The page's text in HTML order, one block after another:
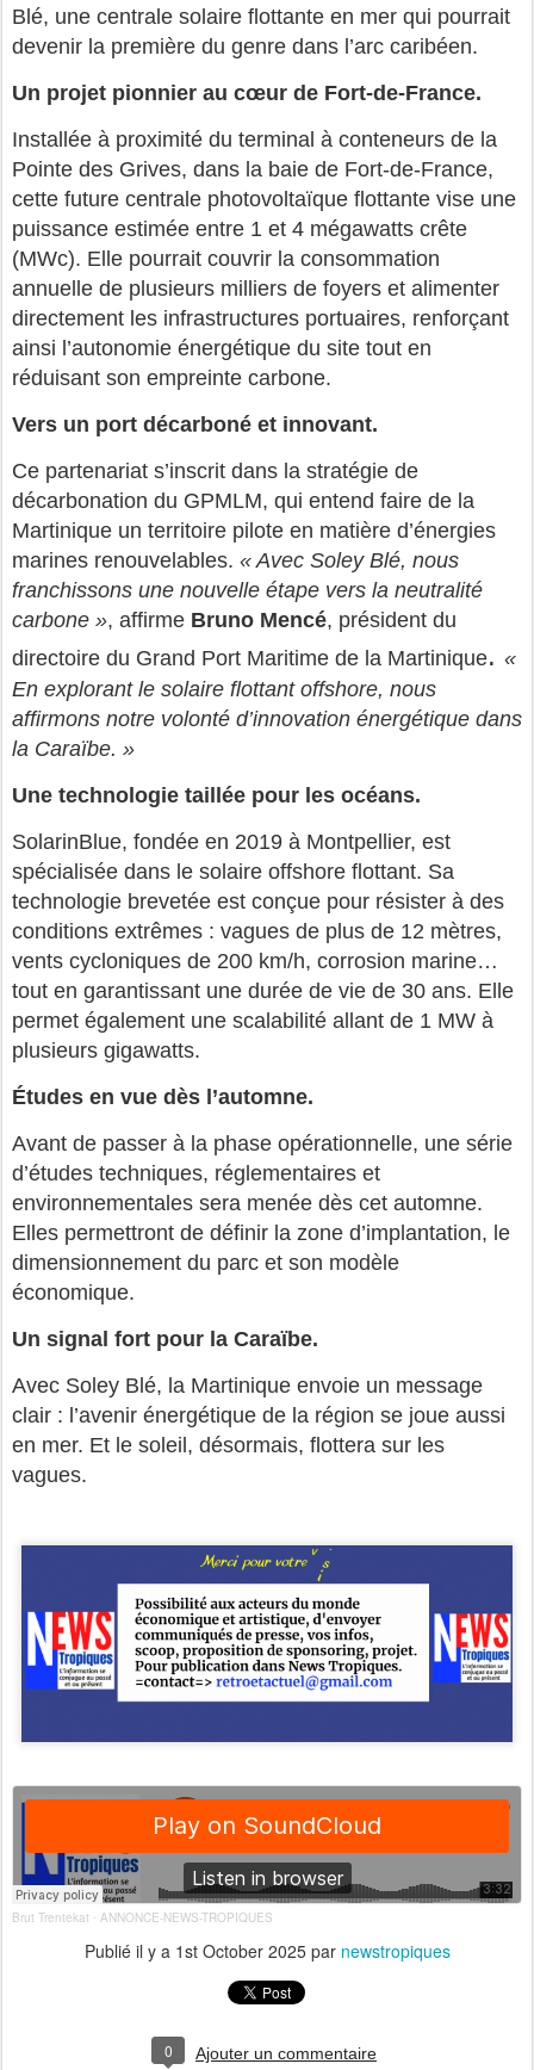
Blé, une centrale solaire flottante en mer qui pourrait
devenir la première du genre dans l’arc caribéen.
Un projet pionnier au cœur de Fort-de-France.
Installée à proximité du terminal à conteneurs de la
Pointe des Grives, dans la baie de Fort-de-France,
cette future centrale photovoltaïque flottante vise une
puissance estimée entre 1 et 4 mégawatts crête
(MWc). Elle pourrait couvrir la consommation
annuelle de plusieurs milliers de foyers et alimenter
directement les infrastructures portuaires, renforçant
ainsi l’autonomie énergétique du site tout en
réduisant son empreinte carbone.
Vers un port décarboné et innovant.
Ce partenariat s’inscrit dans la stratégie de
décarbonation du GPMLM, qui entend faire de la
Martinique un territoire pilote en matière d’énergies
marines renouvelables. « Avec Soley Blé, nous
franchissons une nouvelle étape vers la neutralité
carbone », affirme Bruno Mencé, président du
directoire du Grand Port Maritime de la Martinique. «
En explorant le solaire flottant offshore, nous
affirmons notre volonté d’innovation énergétique dans
la Caraïbe. »
Une technologie taillée pour les océans.
SolarinBlue, fondée en 2019 à Montpellier, est
spécialisée dans le solaire offshore flottant. Sa
technologie brevetée est conçue pour résister à des
conditions extrêmes : vagues de plus de 12 mètres,
vents cycloniques de 200 km/h, corrosion marine…
tout en garantissant une durée de vie de 30 ans. Elle
permet également une scalabilité allant de 1 MW à
plusieurs gigawatts.
Études en vue dès l’automne.
Avant de passer à la phase opérationnelle, une série
d’études techniques, réglementaires et
environnementales sera menée dès cet automne.
Elles permettront de définir la zone d’implantation, le
dimensionnement du parc et son modèle
économique.
Un signal fort pour la Caraïbe.
Avec Soley Blé, la Martinique envoie un message
clair : l’avenir énergétique de la région se joue aussi
en mer. Et le soleil, désormais, flottera sur les
vagues.
Brut Trentekat · ANNONCE-NEWS-TROPIQUES
Publié il y a 1st October 2025par newstropiques
0 Ajouter un commentaire